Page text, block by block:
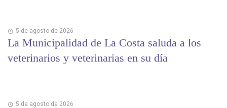
5 de agosto de 2026
La Municipalidad de La Costa saluda a los
veterinarios y veterinarias en su día
5 de agosto de 2026